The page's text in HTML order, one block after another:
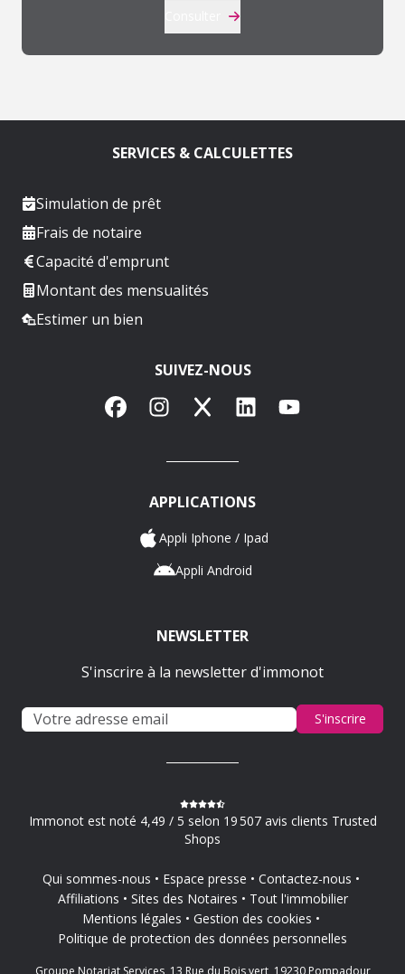
SERVICES & CALCULETTES
Simulation de prêt
Frais de notaire
Capacité d'emprunt
Montant des mensualités
Estimer un bien
SUIVEZ-NOUS
FacebookInstagram
X LinkedInYouTube
APPLICATIONS
Appli Iphone / Ipad
Appli Android
NEWSLETTER
S'inscrire à la newsletter d'immonot
S'inscrire
Immonot est noté 4,49 / 5 selon 19 507 avis clients Trusted
Shops
Qui sommes-nous Espace presse
Contactez-nous
Affiliations
Sites des Notaires
Tout l'immobilier
Mentions légales
Gestion des cookies
Politique de protection des données personnelles